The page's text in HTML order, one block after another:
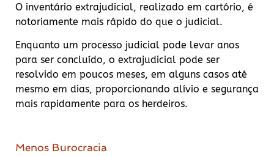
O inventário extrajudicial, realizado em cartório, é
notoriamente mais rápido do que o judicial.
Enquanto um processo judicial pode levar anos
para ser concluído, o extrajudicial pode ser
resolvido em poucos meses, em alguns casos até
mesmo em dias, proporcionando alívio e segurança
mais rapidamente para os herdeiros.
Menos Burocracia